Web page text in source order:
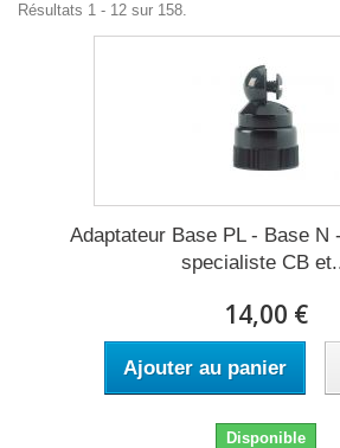
Résultats 1 - 12 sur 158.
Adaptateur Base PL - Base N
specialiste CB
14,00 €
Ajouter au panier
Disponible